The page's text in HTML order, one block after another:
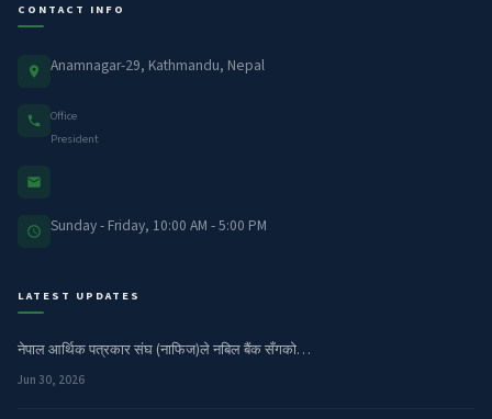
CONTACT INFO
Anamnagar-29, Kathmandu, Nepal
Office
President
Sunday - Friday, 10:00 AM - 5:00 PM
LATEST UPDATES
नेपाल आर्थिक पत्रकार संघ (नाफिज)ले नबिल बैंक सँगको…
Jun 30, 2026